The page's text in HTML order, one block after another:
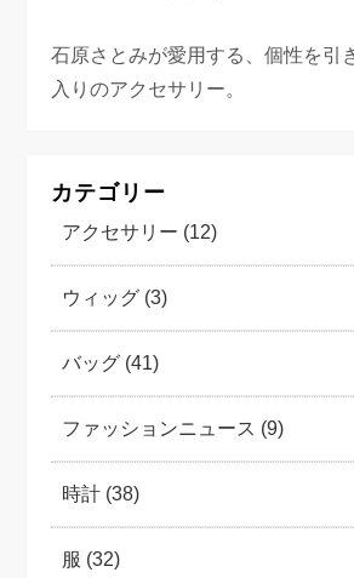
石原さとみが愛用する、個性を引
入りのアクセサリー。
カテゴリー
アクセサリー (12)
ウィッグ (3)
バッグ (41)
ファッションニュース (9)
時計 (38)
服 (32)